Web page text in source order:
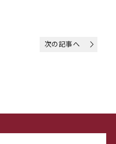
次の記事へ